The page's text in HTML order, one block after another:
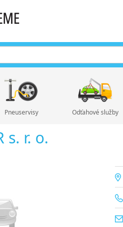
Pneuservisy Odťahové služby
s. r. o.